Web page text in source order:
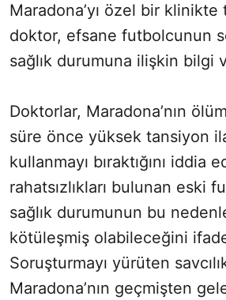
Maradona’yı özel bir
doktor, efsane futbolcunun
sağlık durumuna ilişkin bilgi
Doktorlar, Maradona’nın
süre önce yüksek tansiyon
kullanmayı bıraktığını iddia
rahatsızlıkları bulunan eski
sağlık durumunun bu
kötüleşmiş olabileceğini
Soruşturmayı yürüten
Maradona’nın geçmişten